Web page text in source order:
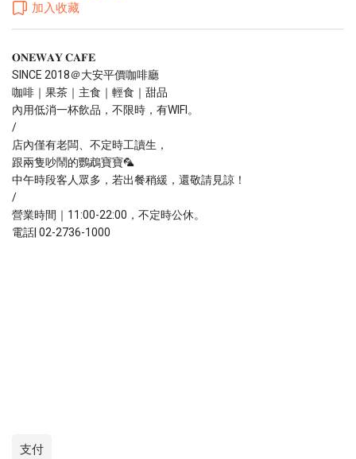
加入收藏
𝐎𝐍𝐄𝐖𝐀𝐘 𝐂𝐀𝐅𝐄
SINCE 2018＠大安平價咖啡廳
咖啡｜果茶｜主食｜輕食｜甜品
內用低消一杯飲品，不限時，有WIFI。
/
店內僅有老闆、不定時工讀生，
跟兩隻吵鬧的鸚鵡寶寶🦜
中午時段客人眾多，若出餐稍緩，還敬請見諒！
/
營業時間｜11:00-22:00，不定時公休。
電話| 02-2736-1000
支付